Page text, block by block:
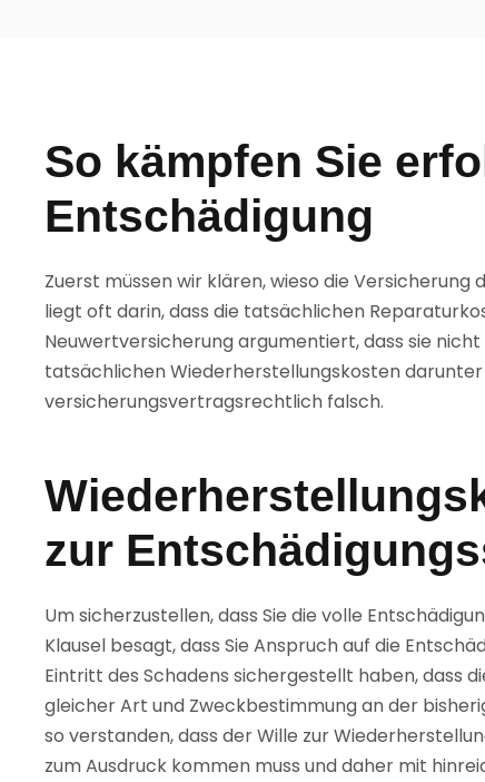
So kämpfen Sie
Entschädigung
Zuerst müssen wir klären, wieso die
liegt oft darin, dass die tatsächlichen
Neuwertversicherung argumentiert, dass sie
tatsächlichen Wiederherstellungskosten
versicherungsvertragsrechtlich falsch.
zur
Um sicherzustellen, dass Sie die volle
Klausel besagt, dass Sie Anspruch auf die
Eintritt des Schadens sichergestellt haben, dass
gleicher Art und Zweckbestimmung an der
so verstanden, dass der Wille zur
zum Ausdruck kommen muss und daher mit